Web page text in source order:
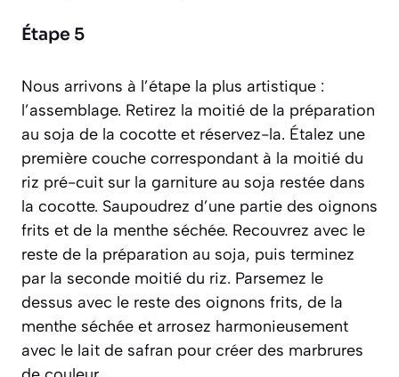
Étape 5
Nous arrivons à l’étape la plus artistique :
l’assemblage. Retirez la moitié de la préparation
au soja de la cocotte et réservez-la. Étalez une
première couche correspondant à la moitié du
riz pré-cuit sur la garniture au soja restée dans
la cocotte. Saupoudrez d’une partie des oignons
frits et de la menthe séchée. Recouvrez avec le
reste de la préparation au soja, puis terminez
par la seconde moitié du riz. Parsemez le
dessus avec le reste des oignons frits, de la
menthe séchée et arrosez harmonieusement
avec le lait de safran pour créer des marbrures